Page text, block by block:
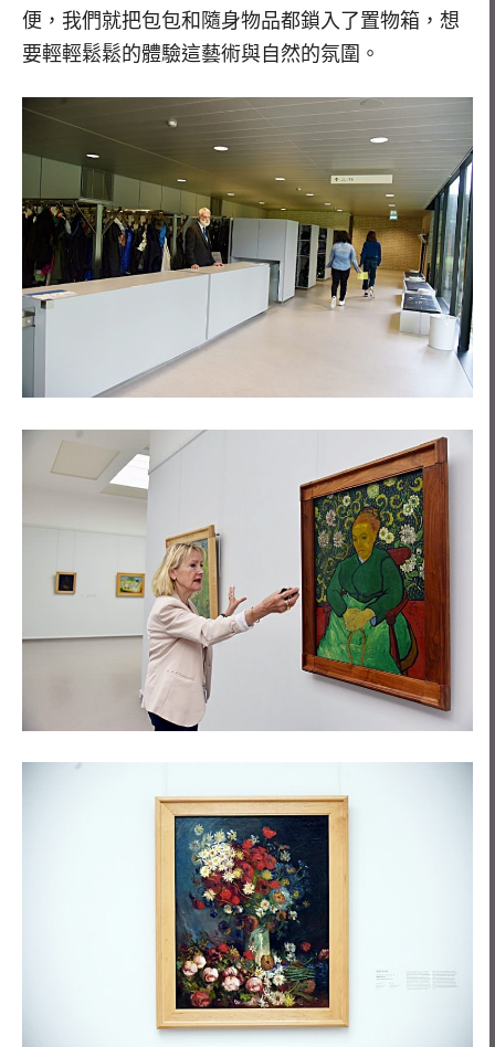
便，我們就把包包和隨身物品都鎖入了置物箱，想
要輕輕鬆鬆的體驗這藝術與自然的氛圍。